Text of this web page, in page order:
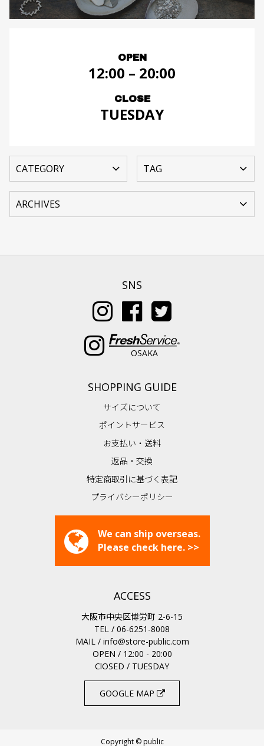
OPEN
12:00 – 20:00
CLOSE
TUESDAY
SNS
OSAKA
SHOPPING GUIDE
サイズについて
ポイントサービス
お支払い・送料
返品・交換
特定商取引に基づく表記
プライバシーポリシー
We can ship overseas.
Please check here. >>
ACCESS
大阪市中央区博労町 2-6-15
TEL / 06-6251-8008
MAIL / info@store-public.com
OPEN / 12:00 - 20:00
ClOSED / TUESDAY
GOOGLE MAP
Copyright © public